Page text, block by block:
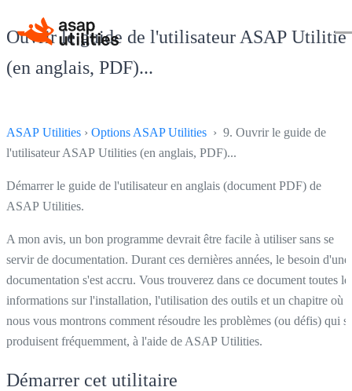
Ouvrir le guide de l'utilisateur ASAP
(en anglais, PDF)...
ASAP Utilities › Options ASAP Utilities › 9. Ouvrir le guide de
l'utilisateur ASAP Utilities (en anglais, PDF)...
Démarrer le guide de l'utilisateur en anglais (document PDF) de
ASAP Utilities.
A mon avis, un bon programme devrait être facile à utiliser sans se
servir de documentation. Durant ces dernières années, le besoin d'une
documentation s'est accru. Vous trouverez dans ce document toutes
informations sur l'installation, l'utilisation des outils et un chapitre où
nous vous montrons comment résoudre les problèmes (ou défis) qui
produisent fréquemment, à l'aide de ASAP Utilities.
Démarrer cet utilitaire